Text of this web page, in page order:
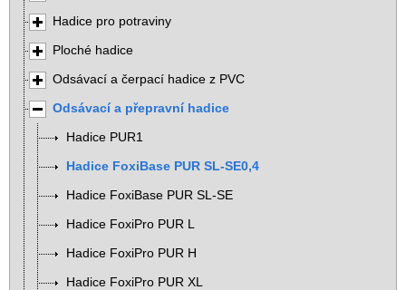
Hadice pro potraviny
Ploché hadice
Odsávací a čerpací hadice z PVC
Odsávací a přepravní hadice
Hadice PUR1
Hadice FoxiBase PUR SL-SE0,4
Hadice FoxiBase PUR SL-SE
Hadice FoxiPro PUR L
Hadice FoxiPro PUR H
Hadice FoxiPro PUR XL